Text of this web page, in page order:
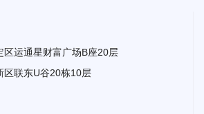
区运通星财富广场B座20层
区联东U谷20栋10层